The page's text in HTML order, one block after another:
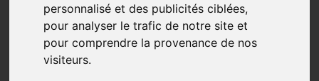
personnalisé et des publicités ciblées,
pour analyser le trafic de notre site et
pour comprendre la provenance de nos
visiteurs.